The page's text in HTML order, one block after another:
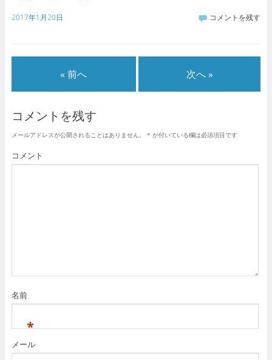
し
て
t
新
し
い
ウ
ィ
ド
ウ
b
o
有
る
ッ
ク
し
て
く
l
新
し
い
ウ
ィ
2017年1月20日 コメントを残す
« 前へ 次へ »
コメントを残す
メールアドレスが公開されることはありません。 * が付いている欄は必須項目です
コメント
名前
*
メール